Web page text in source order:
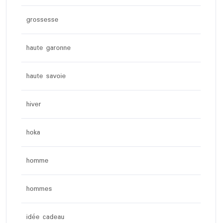
grossesse
haute garonne
haute savoie
hiver
hoka
homme
hommes
idée cadeau